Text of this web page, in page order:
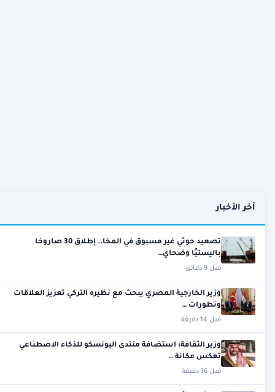
آخر الأخبار
تصعيد حوثي غير مسبوق في المخا.. إطلاق 30 صاروخًا
باليستيًا وضحاي…
قبل 9 دقائق
وزير الخارجية المصري يبحث مع نظيره التركي تعزيز العلاقات
وتطورات …
قبل 14 دقيقة
وزير الثقافة: استضافة منتدى اليونسكو للذكاء الاصطناعي
تعكس مكانة …
قبل 16 دقيقة